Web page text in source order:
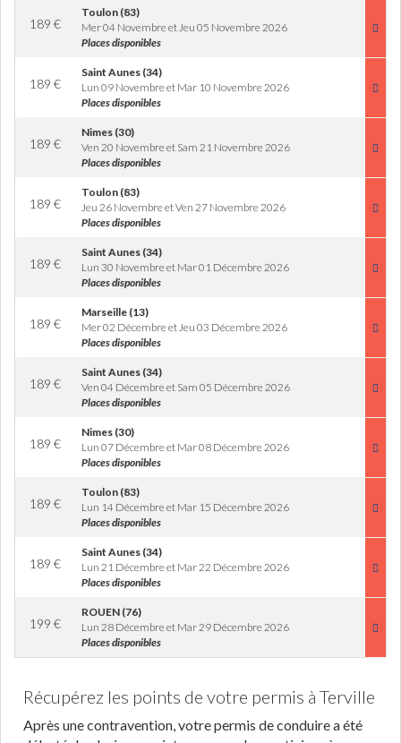
189 €
Toulon (83)
Mer 04 Novembre et Jeu 05 Novembre 2026
Places disponibles
189 €
Saint Aunes (34)
Lun 09 Novembre et Mar 10 Novembre 2026
Places disponibles
189 €
Nimes (30)
Ven 20 Novembre et Sam 21 Novembre 2026
Places disponibles
189 €
Toulon (83)
Jeu 26 Novembre et Ven 27 Novembre 2026
Places disponibles
189 €
Saint Aunes (34)
Lun 30 Novembre et Mar 01 Décembre 2026
Places disponibles
189 €
Marseille (13)
Mer 02 Décembre et Jeu 03 Décembre 2026
Places disponibles
189 €
Saint Aunes (34)
Ven 04 Décembre et Sam 05 Décembre 2026
Places disponibles
189 €
Nimes (30)
Lun 07 Décembre et Mar 08 Décembre 2026
Places disponibles
189 €
Toulon (83)
Lun 14 Décembre et Mar 15 Décembre 2026
Places disponibles
189 €
Saint Aunes (34)
Lun 21 Décembre et Mar 22 Décembre 2026
Places disponibles
199 €
ROUEN (76)
Lun 28 Décembre et Mar 29 Décembre 2026
Places disponibles
Récupérez les points de votre permis à Terville
Après une contravention, votre permis de conduire a été